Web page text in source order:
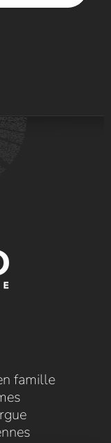
famille